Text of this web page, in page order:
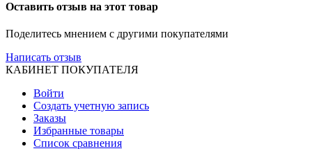
Оставить отзыв на этот товар
Поделитесь мнением с другими покупателями
Написать отзыв
КАБИНЕТ ПОКУПАТЕЛЯ
Войти
Создать учетную запись
Заказы
Избранные товары
Список сравнения